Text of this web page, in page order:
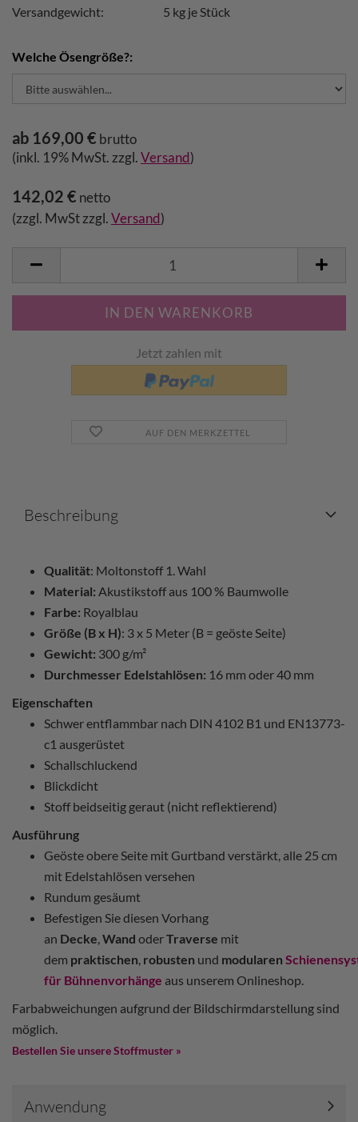
Versandgewicht:
5 kg je Stück
Welche Ösengröße?:
ab 169,00 € brutto
(inkl. 19% MwSt. zzgl. Versand )
142,02 € netto
(zzgl. MwSt zzgl. Versand)
Jetzt zahlen mit
AUF DEN MERKZETTEL
Beschreibung
Qualität: Moltonstoff 1. Wahl
Material: Akustikstoff aus 100 % Baumwolle
Farbe: Royalblau
Größe (B x H): 3 x 5 Meter (B = geöste Seite)
Gewicht: 300 g/m²
Durchmesser Edelstahlösen: 16 mm oder 40 mm
Eigenschaften
Schwer entflammbar nach DIN 4102 B1 und EN13773-
c1 ausgerüstet
Schallschluckend
Blickdicht
Stoff beidseitig geraut (nicht reflektierend)
Ausführung
Geöste obere Seite mit Gurtband verstärkt, alle 25 cm
mit Edelstahlösen versehen
Rundum gesäumt
Befestigen Sie diesen Vorhang
an Decke,Wand oderTraverse mit
dem praktischen, robusten und modularen
für Bühnenvorhänge aus unserem Onlineshop.
Farbabweichungen aufgrund der Bildschirmdarstellung sind
möglich.
Bestellen Sie unsere Stoffmuster »
Anwendung